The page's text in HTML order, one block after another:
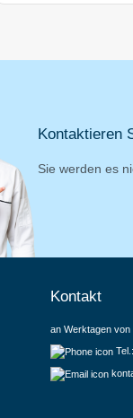
Kontaktieren
Sie werden es
Kontakt
an Werktagen